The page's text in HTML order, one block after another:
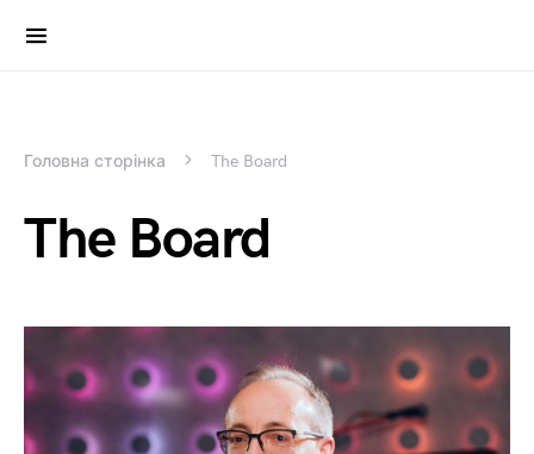
Search for:
Головна сторінка The Board
The Board